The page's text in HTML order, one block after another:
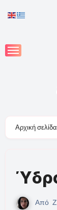
to
Αρχική σελίδα
Από